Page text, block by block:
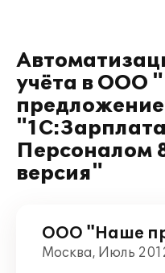
учёта в ООО
Персоналом
версия"
ООО "Наше
Москва, Июль